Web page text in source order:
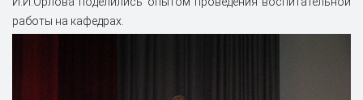
работы на кафедрах.